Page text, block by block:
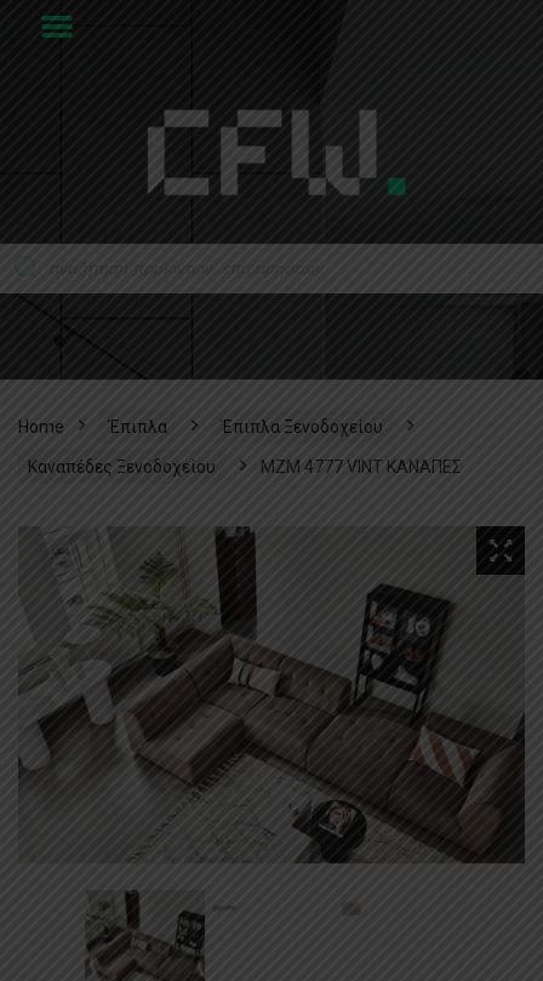
Home Έπιπλα Έπιπλα Ξενοδοχείου
Καναπέδες Ξενοδοχείου MZM 4777 VINT ΚΑΝΑΠΕΣ